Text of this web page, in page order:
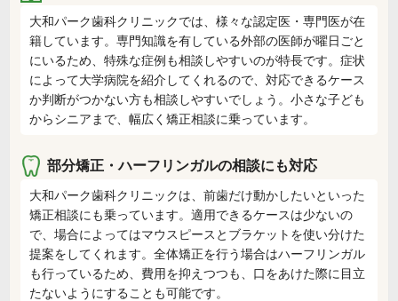
大和パーク歯科クリニックでは、様々な認定医・専門医が在
籍しています。専門知識を有している外部の医師が曜日ごと
にいるため、特殊な症例も相談しやすいのが特長です。症状
によって大学病院を紹介してくれるので、対応できるケース
か判断がつかない方も相談しやすいでしょう。小さな子ども
からシニアまで、幅広く矯正相談に乗っています。
部分矯正・ハーフリンガルの相談にも対応
大和パーク歯科クリニックは、前歯だけ動かしたいといった
矯正相談にも乗っています。適用できるケースは少ないの
で、場合によってはマウスピースとブラケットを使い分けた
提案をしてくれます。全体矯正を行う場合はハーフリンガル
も行っているため、費用を抑えつつも、口をあけた際に目立
たないようにすることも可能です。